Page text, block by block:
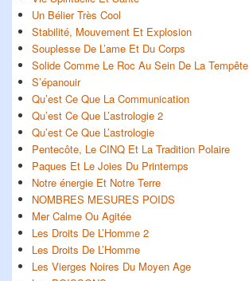
Un Bélier Très Cool
Stabilité, Mouvement Et Explosion
Souplesse De L’ame Et Du Corps
Solide Comme Le Roc Au Sein De La Tempête
S’épanouir
Qu’est Ce Que La Communication
Qu’est Ce Que L’astrologie 2
Qu’est Ce Que L’astrologie
Pentecôte, Le CINQ Et La Tradition Polaire
Paques Et Le Joies Du Printemps
Notre énergie Et Notre Terre
NOMBRES MESURES POIDS
Mer Calme Ou Agitée
Les Droits De L’Homme 2
Les Droits De L’Homme
Les Vierges Noires Du Moyen Age